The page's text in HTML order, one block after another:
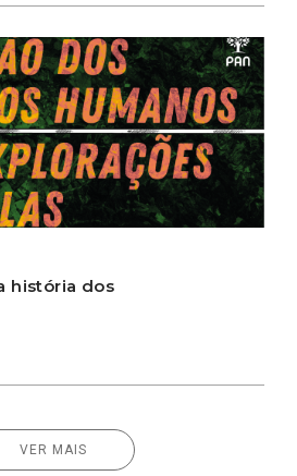
história dos
VER MAIS